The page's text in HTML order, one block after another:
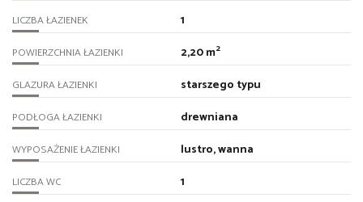
LICZBA ŁAZIENEK 1
POWIERZCHNIA ŁAZIENKI 2,20 m2
GLAZURA ŁAZIENKI starszego typu
PODŁOGA ŁAZIENKI drewniana
WYPOSAŻENIE ŁAZIENKI lustro, wanna
LICZBA WC 1